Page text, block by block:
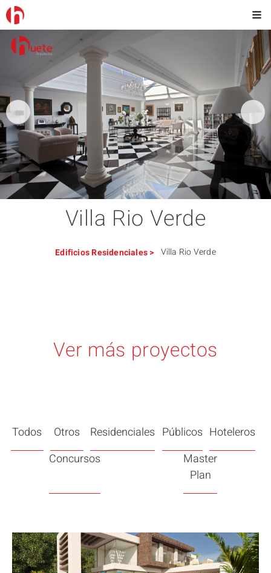
Villa Rio Verde
EdificiosResidenciales> Villa Rio Verde
Ver más proyectos
Todos Otros Residenciales Públicos Hoteleros
Concursos
Master
Plan